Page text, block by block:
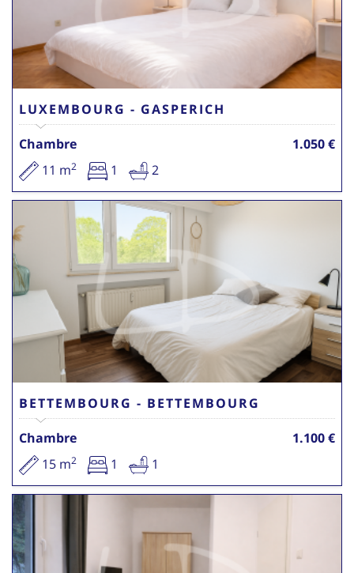
LUXEMBOURG - GASPERICH
Chambre
1.050 €
11 m2 1 2
BETTEMBOURG - BETTEMBOURG
Chambre
1.100 €
15 m2 1 1